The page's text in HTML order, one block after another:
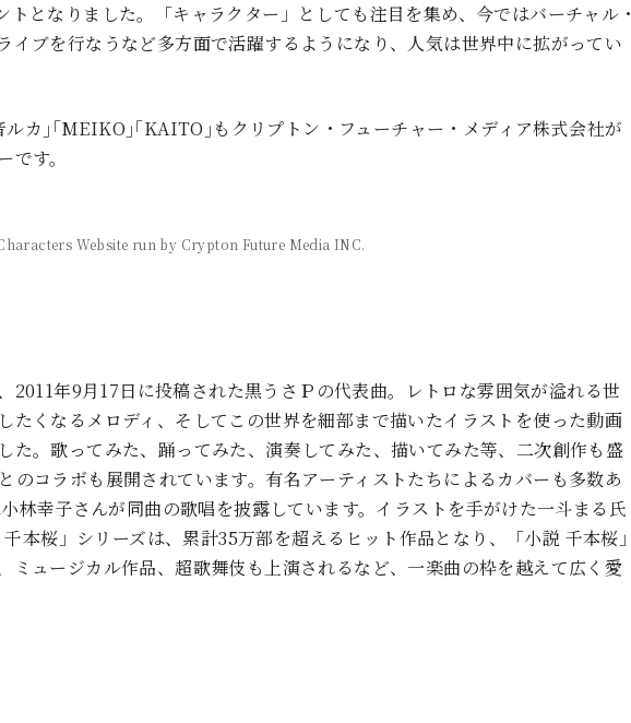
トとなりました。「キャラクター」としても注目を集め、今ではバーチャル・
イブを行なうなど多方面で活躍するようになり、人気は世界中に拡がってい
カ｣｢MEIKO｣｢KAITO｣もクリプトン・フューチャー・メディア株式会社が
す。
Website run by Crypton Future Media INC.
2011年9月17日に投稿された黒うさＰの代表曲。レトロな雰囲気が溢れる世
たくなるメロディ、そしてこの世界を細部まで描いたイラストを使った動画
た。歌ってみた、踊ってみた、演奏してみた、描いてみた等、二次創作も盛
のコラボも展開されています。有名アーティストたちによるカバーも多数あ
林幸子さんが同曲の歌唱を披露しています。イラストを手がけた一斗まる氏
本桜」シリーズは、累計35万部を超えるヒット作品となり、「小説 千本桜」
ミュージカル作品、超歌舞伎も上演されるなど、一楽曲の枠を越えて広く愛